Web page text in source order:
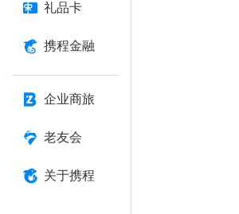
礼品卡
携程金融
企业商旅
老友会
关于携程